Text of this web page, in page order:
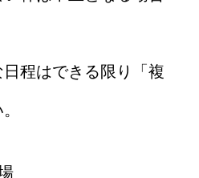
程はできる限り「複